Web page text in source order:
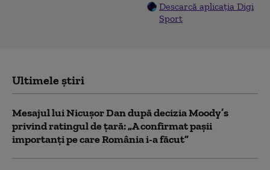
Descarcă aplicația Digi
Sport
Ultimele știri
Mesajul lui Nicușor Dan după decizia Moody’s
privind ratingul de țară: „A confirmat pașii
importanți pe care România i-a făcut”